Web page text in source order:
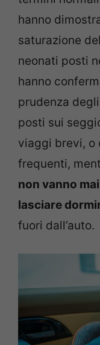
hanno
saturazione
neonati posti
hanno
prudenza
posti sui
viaggi brevi, o
frequenti,
non vanno
lasciare
fuori dall’auto.